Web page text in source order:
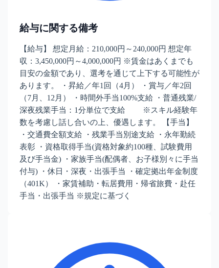
給与に関する備考
【給与】 想定月給：210,000円～240,000円 想定年
収：3,450,000円～4,000,000円 ※賃金はあくまでも
目安の金額であり、選考を通じて上下する可能性が
あります。 ・昇給／年1回（4月） ・賞与／年2回
（7月、12月） ・時間外手当100%支給 ・普通残業/
深夜残業手当：1分単位で支給 ※スキル経験年
数を考慮し話し合いの上、優遇します。 【手当】
・交通費全額支給 ・残業手当別途支給 ・永年勤続
表彰 ・資格取得手当(資格対象約100種、試験費用
及び手当金) ・家族手当(配偶者、お子様別々に手当
付与) ・休日・深夜・出張手当 ・確定拠出年金制度
（401K） ・家賃補助・転居費用・帰省旅費・赴任
手当・出張手当 ※規定に基づく